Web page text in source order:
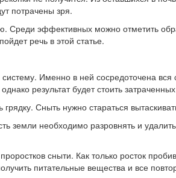
потрачены зря.
Среди эффективных можно отметить
речь в этой статье.
Именно в ней сосредоточена
результат будет стоить
Сныть нужно стараться
земли необходимо разровнять и
сныти. Как только росток
питательные вещества и все